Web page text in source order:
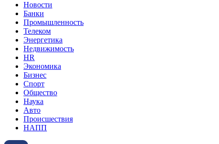
Новости
Банки
Промышленность
Телеком
Энергетика
Недвижимость
HR
Экономика
Бизнес
Спорт
Общество
Наука
Авто
Происшествия
НАПП